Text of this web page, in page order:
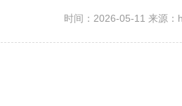
时间：2026-05-11 来源